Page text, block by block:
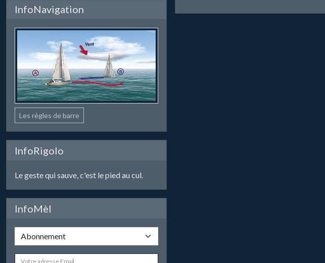
InfoNavigation
Les règles de barre
InfoRigolo
Le geste qui sauve, c'est le pied au cul.
InfoMèl
Votre adresse Email